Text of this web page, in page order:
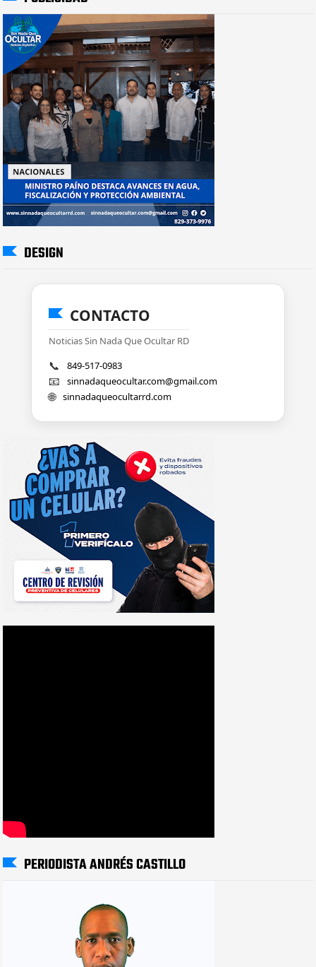
DESIGN
CONTACTO
Noticias Sin Nada Que Ocultar RD
📞 849-517-0983
📧 sinnadaqueocultar.com@gmail.com
🌐 sinnadaqueocultarrd.com
PERIODISTA ANDRÉS CASTILLO